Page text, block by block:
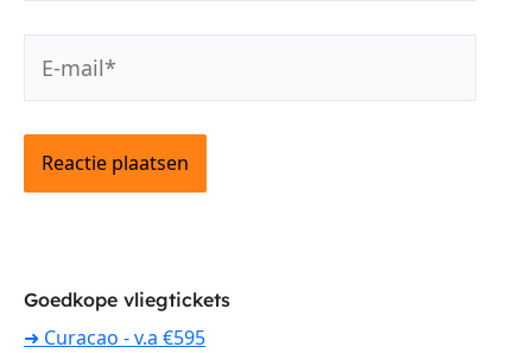
Goedkope vliegtickets
➜ Curacao - v.a €595
mail*